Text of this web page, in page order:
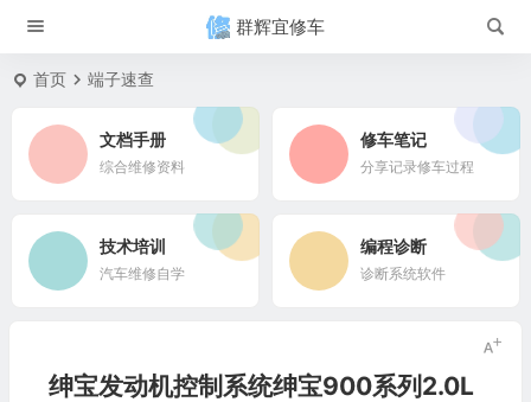
群辉宜修车
首页 端子速查
文档手册
综合维修资料
修车笔记
分享记录修车过程
技术培训
汽车维修自学
编程诊断
诊断系统软件
绅宝发动机控制系统绅宝900系列2.0L